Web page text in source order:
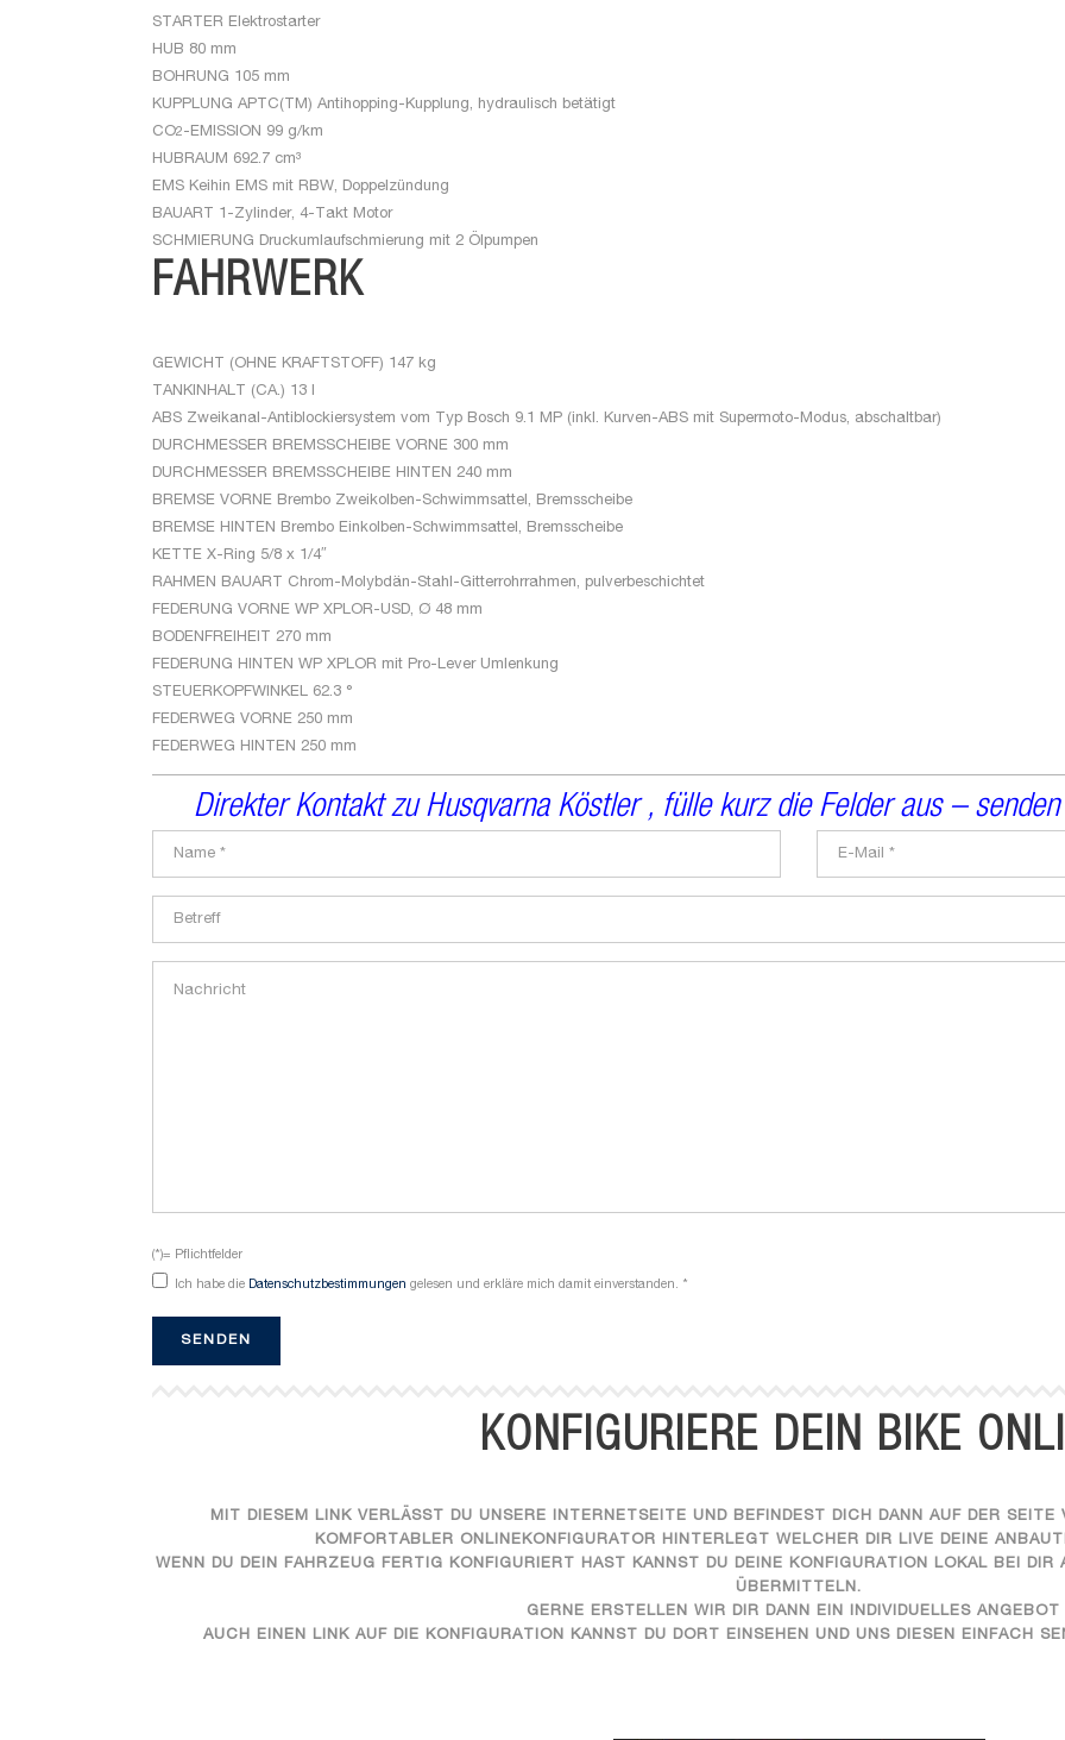
STARTER Elektrostarter
HUB 80 mm
BOHRUNG 105 mm
KUPPLUNG APTC(TM) Antihopping-Kupplung, hydraulisch betätigt
CO2-EMISSION 99 g/km
HUBRAUM 692.7 cm³
EMS Keihin EMS mit RBW, Doppelzündung
BAUART 1-Zylinder, 4-Takt Motor
SCHMIERUNG Druckumlaufschmierung mit 2 Ölpumpen
FAHRWERK
GEWICHT (OHNE KRAFTSTOFF) 147 kg
TANKINHALT (CA.) 13 l
ABS Zweikanal-Antiblockiersystem vom Typ Bosch 9.1 MP (inkl. Kurven-ABS mit Supermoto-Modus, abschaltbar)
DURCHMESSER BREMSSCHEIBE VORNE 300 mm
DURCHMESSER BREMSSCHEIBE HINTEN 240 mm
BREMSE VORNE Brembo Zweikolben-Schwimmsattel, Bremsscheibe
BREMSE HINTEN Brembo Einkolben-Schwimmsattel, Bremsscheibe
KETTE X-Ring 5/8 x 1/4″
RAHMEN BAUART Chrom-Molybdän-Stahl-Gitterrohrrahmen, pulverbeschichtet
FEDERUNG VORNE WP XPLOR-USD, Ø 48 mm
BODENFREIHEIT 270 mm
FEDERUNG HINTEN WP XPLOR mit Pro-Lever Umlenkung
STEUERKOPFWINKEL 62.3 °
FEDERWEG VORNE 250 mm
FEDERWEG HINTEN 250 mm
Direkter Kontakt zu Husqvarna Köstler , fülle kurz die Felder aus –
(*)= Pflichtfelder
Ich habe die Datenschutzbestimmungen gelesen und erkläre mich damit einverstanden. *
KONFIGURIERE DEIN BIKE
MIT DIESEM LINK VERLÄSST DU UNSERE INTERNETSEITE UND BEFINDEST DICH DANN AUF DER
KOMFORTABLER ONLINEKONFIGURATOR HINTERLEGT WELCHER DIR LIVE DEINE
WENN DU DEIN FAHRZEUG FERTIG KONFIGURIERT HAST KANNST DU DEINE KONFIGURATION LOKAL BEI DIR
ÜBERMITTELN.
GERNE ERSTELLEN WIR DIR DANN EIN INDIVIDUELLES ANGEBOT
AUCH EINEN LINK AUF DIE KONFIGURATION KANNST DU DORT EINSEHEN UND UNS DIESEN EINFACH